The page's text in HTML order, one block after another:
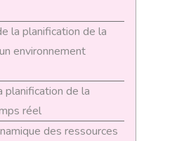
la planification de la
environnement
planification de la
réel
des ressources